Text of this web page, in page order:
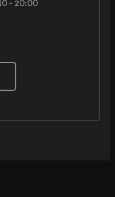
încet Mozzarella.
- 20:00